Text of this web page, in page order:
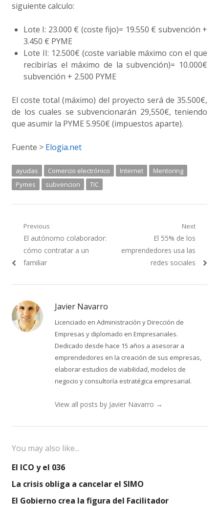
siguiente calculo:
Lote I: 23.000 € (coste fijo)= 19.550 € subvención +
3.450 € PYME
Lote II: 12.500€ (coste variable máximo con el que
recibirías el máximo de la subvención)= 10.000€
subvención + 2.500 PYME
El coste total (máximo) del proyecto será de 35.500€,
de los cuales se subvencionarán 29,550€, teniendo
que asumir la PYME 5.950€ (impuestos aparte).
Fuente > Elogia.net
ayudas Comercio electrónico Internet
Mentoring
Pymes
subvencion TIC
Navegación
de
entradas
Previous
Previous
post:
El autónomo colaborador:
cómo contratar a un
familiar
Next
Next
post:
El 55% de los
emprendedores usa las
redes sociales
Javier Navarro
Licenciado en Administración y Dirección de
Empresas y diplomado en Empresariales.
Dedicado desde hace 15 años a asesorar a
emprendedores en la creación de sus empresas,
elaborar estudios de viabilidad, modelos de
negocio y consultoría estratégica empresarial.
View all posts by Javier Navarro →
You may also like...
El ICO y el 036
La crisis obliga a cancelar el SIMO
El Gobierno crea la figura del Facilitador